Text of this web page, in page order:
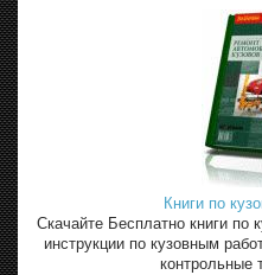
Книги по
Скачайте Бесплатно книги по
инструкции по кузовным
контрольные